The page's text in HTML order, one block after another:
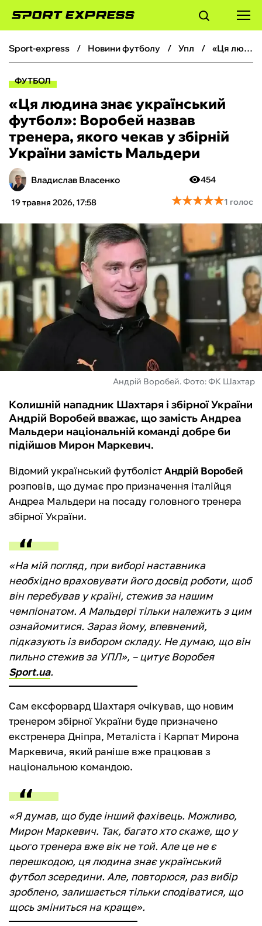
ФУТБОЛ
БОКС
ХОКЕЙ
ТЕНІС
КІБЕРСПОРТ
ЧС-2026
ФУТЗАЛ
ІНШІ
БУКМЕКЕРИ
sport-express новини футболу упл «‎Ця людина знає український футбол»: Воробей назвав тренера, якого чекав у збірній України замість Мальдери
ФУТБОЛ
«‎Ця людина знає український
футбол»: Воробей назвав
тренера, якого чекав у збірній
України замість Мальдери
Владислав Власенко
19 травня 2026, 17:58
454
★★★★★
★★★★★1 голос
Андрій Воробей. Фото: ФК Шахтар
Колишній нападник Шахтаря і збірної України
Андрій Воробей вважає, що замість Андреа
Мальдери національній команді добре би
підійшов Мирон Маркевич.
Відомий український футболістАндрій Воробей
розповів, що думає про призначення італійця
Андреа Мальдери на посаду головного тренера
збірної України.
«На мій погляд, при виборі наставника
необхідно враховувати його досвід роботи, щоб
він перебував у країні, стежив за нашим
чемпіонатом. А Мальдері тільки належить з цим
ознайомитися. Зараз йому, впевнений,
підказують із вибором складу. Не думаю, що він
пильно стежив за УПЛ», – цитує Воробея
Sport.ua.
Сам ексфорвард Шахтаря очікував, що новим
тренером збірної України буде призначено
екстренера Дніпра, Металіста і Карпат Мирона
Маркевича, який раніше вже працював з
національною командою.
«Я думав, що буде інший фахівець. Можливо,
Мирон Маркевич. Так, багато хто скаже, що у
цього тренера вже вік не той. Але це не є
перешкодою, ця людина знає український
футбол зсередини. Але, повторюся, раз вибір
зроблено, залишається тільки сподіватися, що
щось зміниться на краще».